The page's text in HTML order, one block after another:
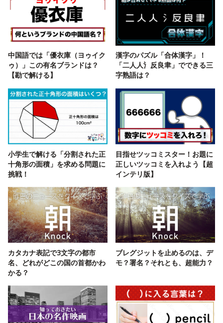
中国語では「優衣庫（ヨゥイク
ゥ）」この有名ブランドは？
【勘で解ける】
漢字のパズル「合体漢字」！
「二人人氵反良聿」でできる三
字熟語は？
小学生で解ける「分割された正
十角形の面積」を求める問題に
挑戦！
目指せツッコミスター！お題に
正しいツッコミを入れよう【超
インテリ版】
カタカナ表記で3文字の都市
名、どれがどこの国の首都かわ
かる？
ブレグジットを止めるのは、デ
モ？署名？それとも、超能力？